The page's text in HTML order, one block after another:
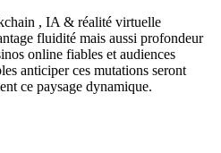
, IA & réalité virtuelle
fluidité mais aussi profondeur
online fiables et audiences
anticiper ces mutations seront
ce paysage dynamique.